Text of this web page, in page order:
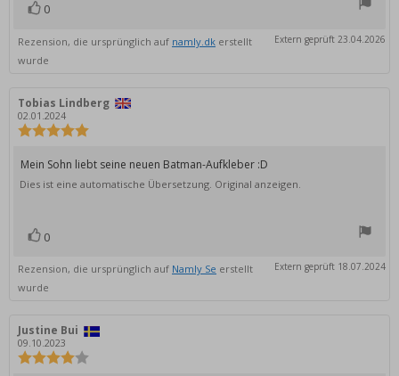
Stimme
0
Rezension, die ursprünglich auf namly.dk erstellt
wurde
Extern geprüft 23.04.2026
Autor
der
Rezension:
Tobias Lindberg
02.01.2024
von
5
Sternen
Rezensionstext:
Mein Sohn liebt seine neuen Batman-Aufkleber :D
Dies ist eine automatische Übersetzung. Original anzeigen.
Stimme
0
Rezension, die ursprünglich auf Namly Se erstellt
wurde
Extern geprüft 18.07.2024
Autor
der
Rezension:
Justine Bui
09.10.2023